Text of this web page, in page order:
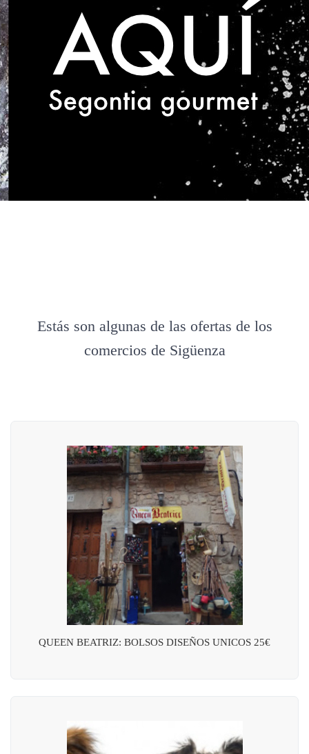
Estás son algunas de las ofertas de los
comercios de Sigüenza
QUEEN BEATRIZ: BOLSOS DISEÑOS UNICOS 25€